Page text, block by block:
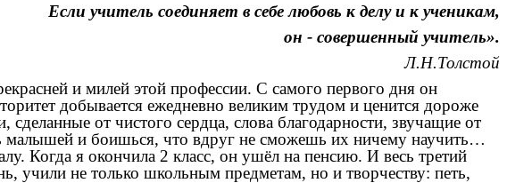
Если учитель соединяет в себе любовь к делу и к ученикам,
он - совершенный учитель».
Л.Н.Толстой
и милей этой профессии. С самого первого дня он
добывается ежедневно великим трудом и ценится дороже
от чистого сердца, слова благодарности, звучащие от
малышей и боишься, что вдруг не сможешь их ничему научить…
Когда я окончила 2 класс, он ушёл на пенсию. И весь третий
учили не только школьным предметам, но и творчеству: петь,